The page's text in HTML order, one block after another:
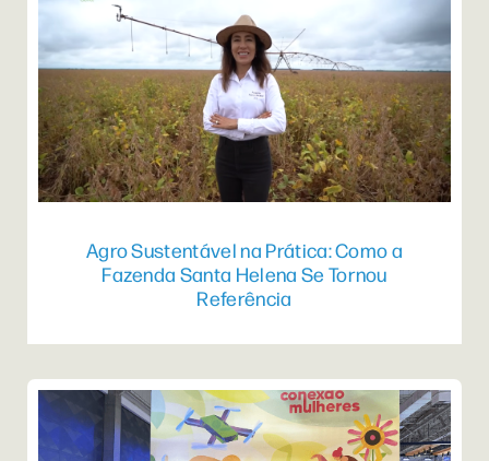
Agro Sustentável na Prática: Como a
Fazenda Santa Helena Se Tornou
Referência